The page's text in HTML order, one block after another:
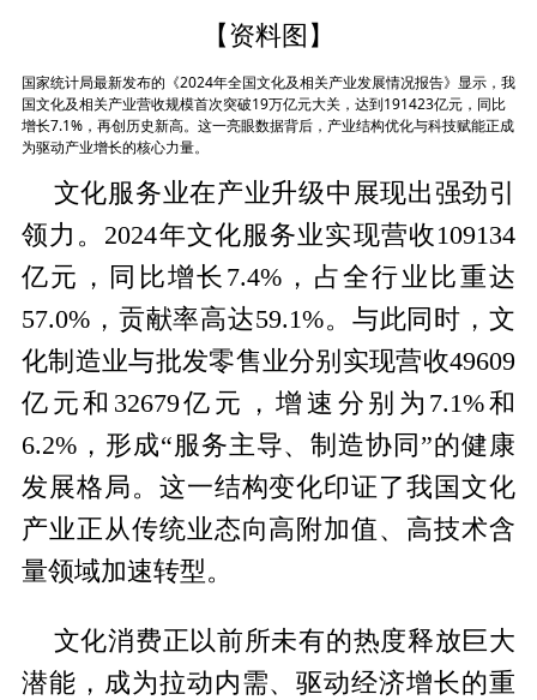
【资料图】
国家统计局最新发布的《2024年全国文化及相关产业发展情况报告》显示，我
国文化及相关产业营收规模首次突破19万亿元大关，达到191423亿元，同比
增长7.1%，再创历史新高。这一亮眼数据背后，产业结构优化与科技赋能正成
为驱动产业增长的核心力量。
文化服务业在产业升级中展现出强劲引
领力。2024年文化服务业实现营收109134
亿元，同比增长7.4%，占全行业比重达
57.0%，贡献率高达59.1%。与此同时，文
化制造业与批发零售业分别实现营收49609
亿元和32679亿元，增速分别为7.1%和
6.2%，形成“服务主导、制造协同”的健康
发展格局。这一结构变化印证了我国文化
产业正从传统业态向高附加值、高技术含
量领域加速转型。
文化消费正以前所未有的热度释放巨大
潜能，成为拉动内需、驱动经济增长的重